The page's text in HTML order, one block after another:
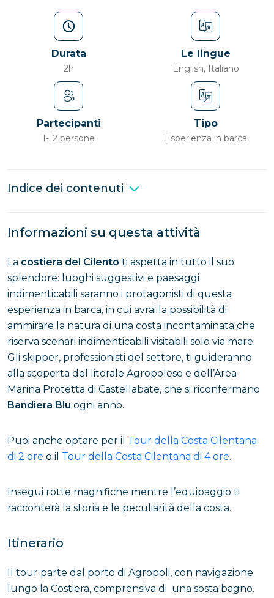
Durata
2h
Le lingue
English, Italiano
Partecipanti
1-12 persone
Tipo
Esperienza in barca
Indice dei contenuti
Informazioni su questa attività
La costiera del Cilento ti aspetta in tutto il suo
splendore: luoghi suggestivi e paesaggi
indimenticabili saranno i protagonisti di questa
esperienza in barca, in cui avrai la possibilità di
ammirare la natura di una costa incontaminata che
riserva scenari indimenticabili visitabili solo via mare.
Gli skipper, professionisti del settore, ti guideranno
alla scoperta del litorale Agropolese e dell’Area
Marina Protetta di Castellabate, che si riconfermano
Bandiera Blu ogni anno.
Puoi anche optare per il Tour della Costa Cilentana
di 2 ore o il Tour della Costa Cilentana di 4 ore.
Insegui rotte magnifiche mentre l’equipaggio ti
racconterà la storia e le peculiarità della costa.
Itinerario
Il tour parte dal porto di Agropoli, con navigazione
lungo la Costiera, comprensiva di una sosta bagno.